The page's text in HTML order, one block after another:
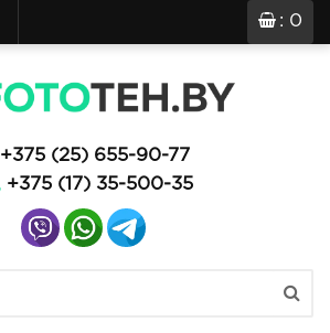
: 0
+375 (25) 655-90-77
+375 (17) 35-500-35